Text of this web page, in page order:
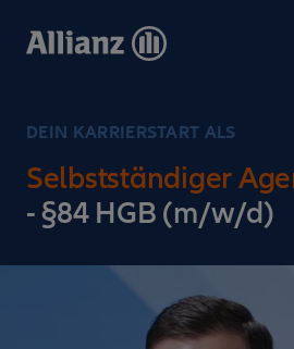
zum
DEIN KARRIERSTART ALS
Selbstständiger
- §84 HGB (m/w/d)